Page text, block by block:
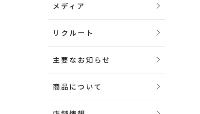
メディア
リクルート
主要なお知らせ
商品について